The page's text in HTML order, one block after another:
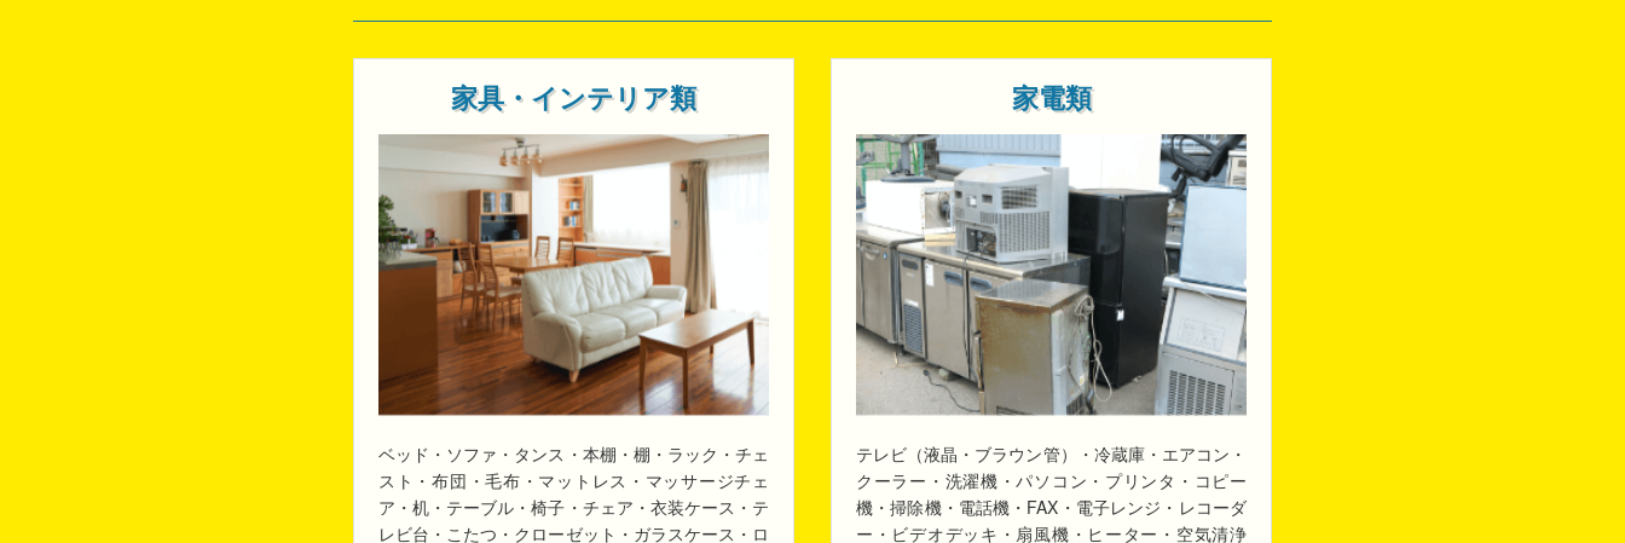
家具・インテリア類
ベッド・ソファ・タンス・本棚・棚・ラック・チェ
スト・布団・毛布・マットレス・マッサージチェ
ア・机・テーブル・椅子・チェア・衣装ケース・テ
レビ台・こたつ・クローゼット・ガラスケース・ロ
家電類
テレビ（液晶・ブラウン管）・冷蔵庫・エアコン・
クーラー・洗濯機・パソコン・プリンタ・コピー
機・掃除機・電話機・FAX・電子レンジ・レコーダ
ー・ビデオデッキ・扇風機・ヒーター・空気清浄